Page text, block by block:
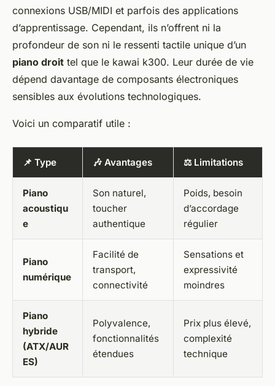
connexions USB/MIDI et parfois des applications
d’apprentissage. Cependant, ils n’offrent ni la
profondeur de son ni le ressenti tactile unique d’un
piano droit tel que le kawai k300. Leur durée de vie
dépend davantage de composants électroniques
sensibles aux évolutions technologiques.
Voici un comparatif utile :
📌 Type 🎶 Avantages ⚖️ Limitations
Piano
acoustiqu
e
Son naturel,
toucher
authentique
Poids, besoin
d’accordage
régulier
Piano
numérique
Facilité de
transport,
connectivité
Sensations et
expressivité
moindres
Piano
hybride
(ATX/AUR
ES)
Polyvalence,
fonctionnalités
étendues
Prix plus élevé,
complexité
technique